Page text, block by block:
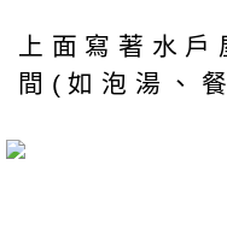
上面寫著水
間(如泡湯、